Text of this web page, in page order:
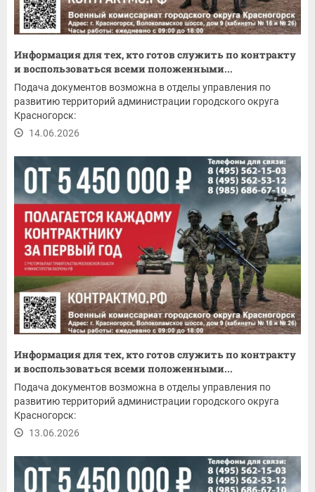
Информация для тех, кто готов служить по контракту
и воспользоваться всеми положенными...
Подача документов возможна в отделы управления по
развитию территорий администрации городского округа
Красногорск:
14.06.2026
Информация для тех, кто готов служить по контракту
и воспользоваться всеми положенными...
Подача документов возможна в отделы управления по
развитию территорий администрации городского округа
Красногорск:
13.06.2026